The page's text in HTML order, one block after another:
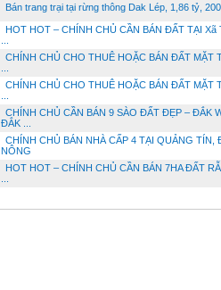
Bán trang trại tại rừng thông Dak Lép, 1,86 tỷ,
HOT HOT – CHÍNH CHỦ CẦN BÁN ĐẤT TẠI Xã
CHÍNH CHỦ CHO THUÊ HOẶC BÁN ĐẤT MẶT
CHÍNH CHỦ CHO THUÊ HOẶC BÁN ĐẤT MẶT
CHÍNH CHỦ CẦN BÁN 9 SÀO ĐẤT ĐẸP – ĐẮK
ĐẮK ...
CHÍNH CHỦ BÁN NHÀ CẤP 4 TẠI QUẢNG TÍN,
NÔNG
HOT HOT – CHÍNH CHỦ CẦN BÁN 7HA ĐẤT